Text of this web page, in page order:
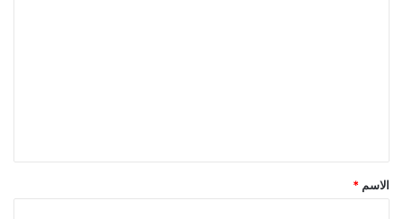
*
الاسم *